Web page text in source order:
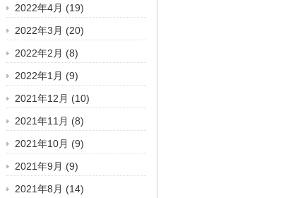
2022年4月 (19)
2022年3月 (20)
2022年2月 (8)
2022年1月 (9)
2021年12月 (10)
2021年11月 (8)
2021年10月 (9)
2021年9月 (9)
2021年8月 (14)